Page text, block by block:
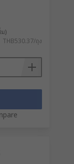
)
THB530.37/ถุง